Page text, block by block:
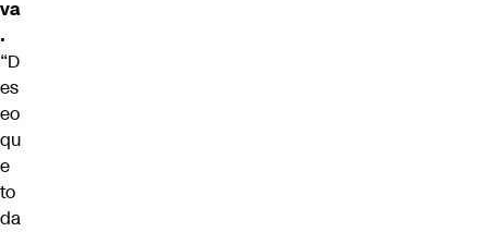
va
.
“D
es
eo
qu
e
to
da